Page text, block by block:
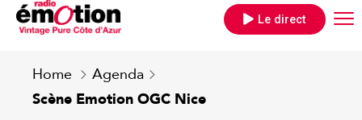
Le direct
Home
Agenda
Scène Emotion OGC Nice